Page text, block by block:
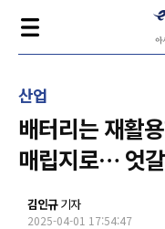
산업
배터리는 재활
매립지로… 엇
김인규기자
2025-04-01 17:54:47